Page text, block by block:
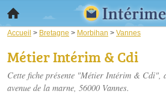
Accueil > Bretagne > Morbihan > Vannes
Métier Intérim & Cdi
Cette fiche présente "Métier Intérim & Cdi",
avenue de la marne, 56000 Vannes.